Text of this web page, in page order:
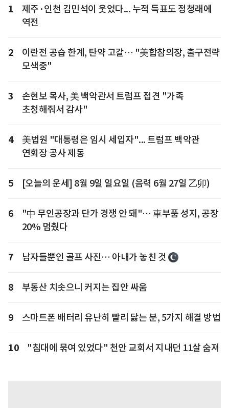
1
제주·인천 김민석이 웃었다... 누적 득표도 정청래에
역전
2
이란전 공습 한계, 탄약 고갈… "美합참의장, 출구전략
모색중"
3
손현보 목사, 美 백악관서 트럼프 접견 "가족
초청해줘서 감사"
4
美법원 "대통령은 임시 세입자"... 트럼프 백악관
연회장 공사 제동
5 [오늘의 운세] 8월 9일 일요일 (음력 6월 27일 乙卯)
6
"中 무인공장과 단가 경쟁 안 돼"… 車부품 성지, 공장
20% 멈췄다
7 남자들뿐인 골프 사진… 아내가 놓친 것
8 부동산 치솟으니 커지는 집안 싸움
9 스마트폰 배터리 유난히 빨리 닳는 분, 5가지 해결 방법
10 "침대에 묶여 있었다" 천안 교회서 지내던 11살 숨져